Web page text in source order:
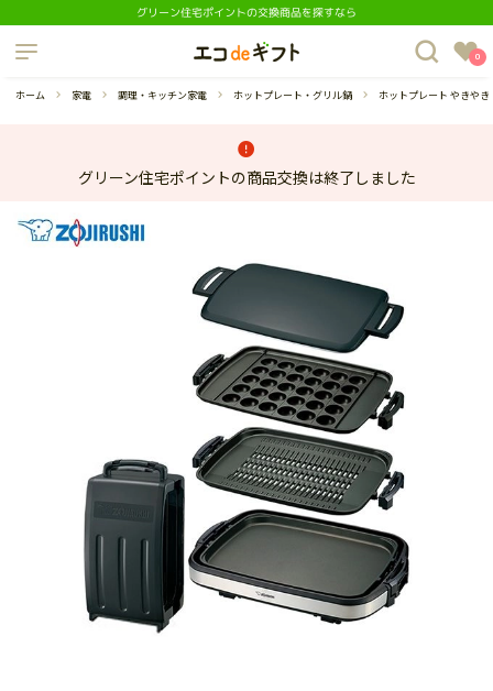
グリーン住宅ポイントの交換商品を探すなら
制度について
よくあるご質問 0
ダイニングセット
ホーム 家電 調理・キッチン家電 ホットプレート・グリル鍋 ホットプレート やきや
グリーン住宅ポイントの商品交換は終了しました